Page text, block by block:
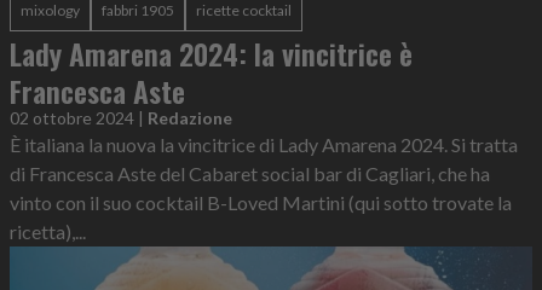
mixology fabbri 1905 ricette cocktail
Lady Amarena 2024: la vincitrice è
Francesca Aste
02 ottobre 2024 | Redazione
È italiana la nuova la vincitrice di Lady Amarena 2024. Si tratta
di Francesca Aste del Cabaret social bar di Cagliari, che ha
vinto con il suo cocktail B-Loved Martini (qui sotto trovate la
ricetta),...